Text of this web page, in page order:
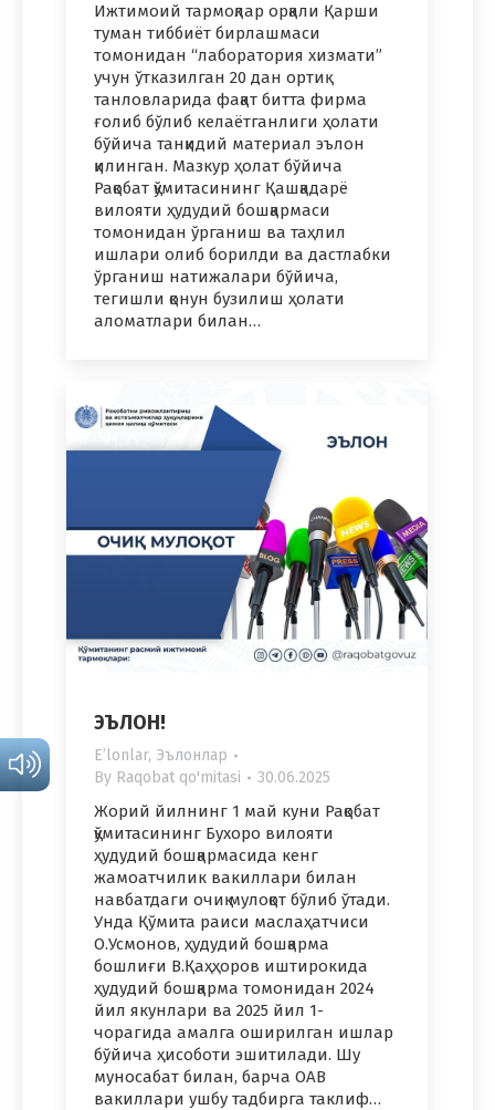
Ижтимоий тармоқлар орқали Қарши
туман тиббиёт бирлашмаси
томонидан “лаборатория хизмати”
учун ўтказилган 20 дан ортиқ
танловларида фақат битта фирма
ғолиб бўлиб келаётганлиги ҳолати
бўйича танқидий материал эълон
қилинган. Мазкур ҳолат бўйича
Рақобат қўмитасининг Қашқадарё
вилояти ҳудудий бошқармаси
томонидан ўрганиш ва таҳлил
ишлари олиб борилди ва дастлабки
ўрганиш натижалари бўйича,
тегишли қонун бузилиш ҳолати
аломатлари билан…
ЭЪЛОН!
Eʼlonlar, Эълонлар
By Raqobat qo'mitasi 30.06.2025
Жорий йилнинг 1 май куни Рақобат
қўмитасининг Бухоро вилояти
ҳудудий бошқармасида кенг
жамоатчилик вакиллари билан
навбатдаги очиқ мулоқот бўлиб ўтади.
Унда Қўмита раиси маслаҳатчиси
О.Усмонов, ҳудудий бошқарма
бошлиғи В.Қаҳҳоров иштирокида
ҳудудий бошқарма томонидан 2024
йил якунлари ва 2025 йил 1-
чорагида амалга оширилган ишлар
бўйича ҳисоботи эшитилади. Шу
муносабат билан, барча ОАВ
вакиллари ушбу тадбирга таклиф…